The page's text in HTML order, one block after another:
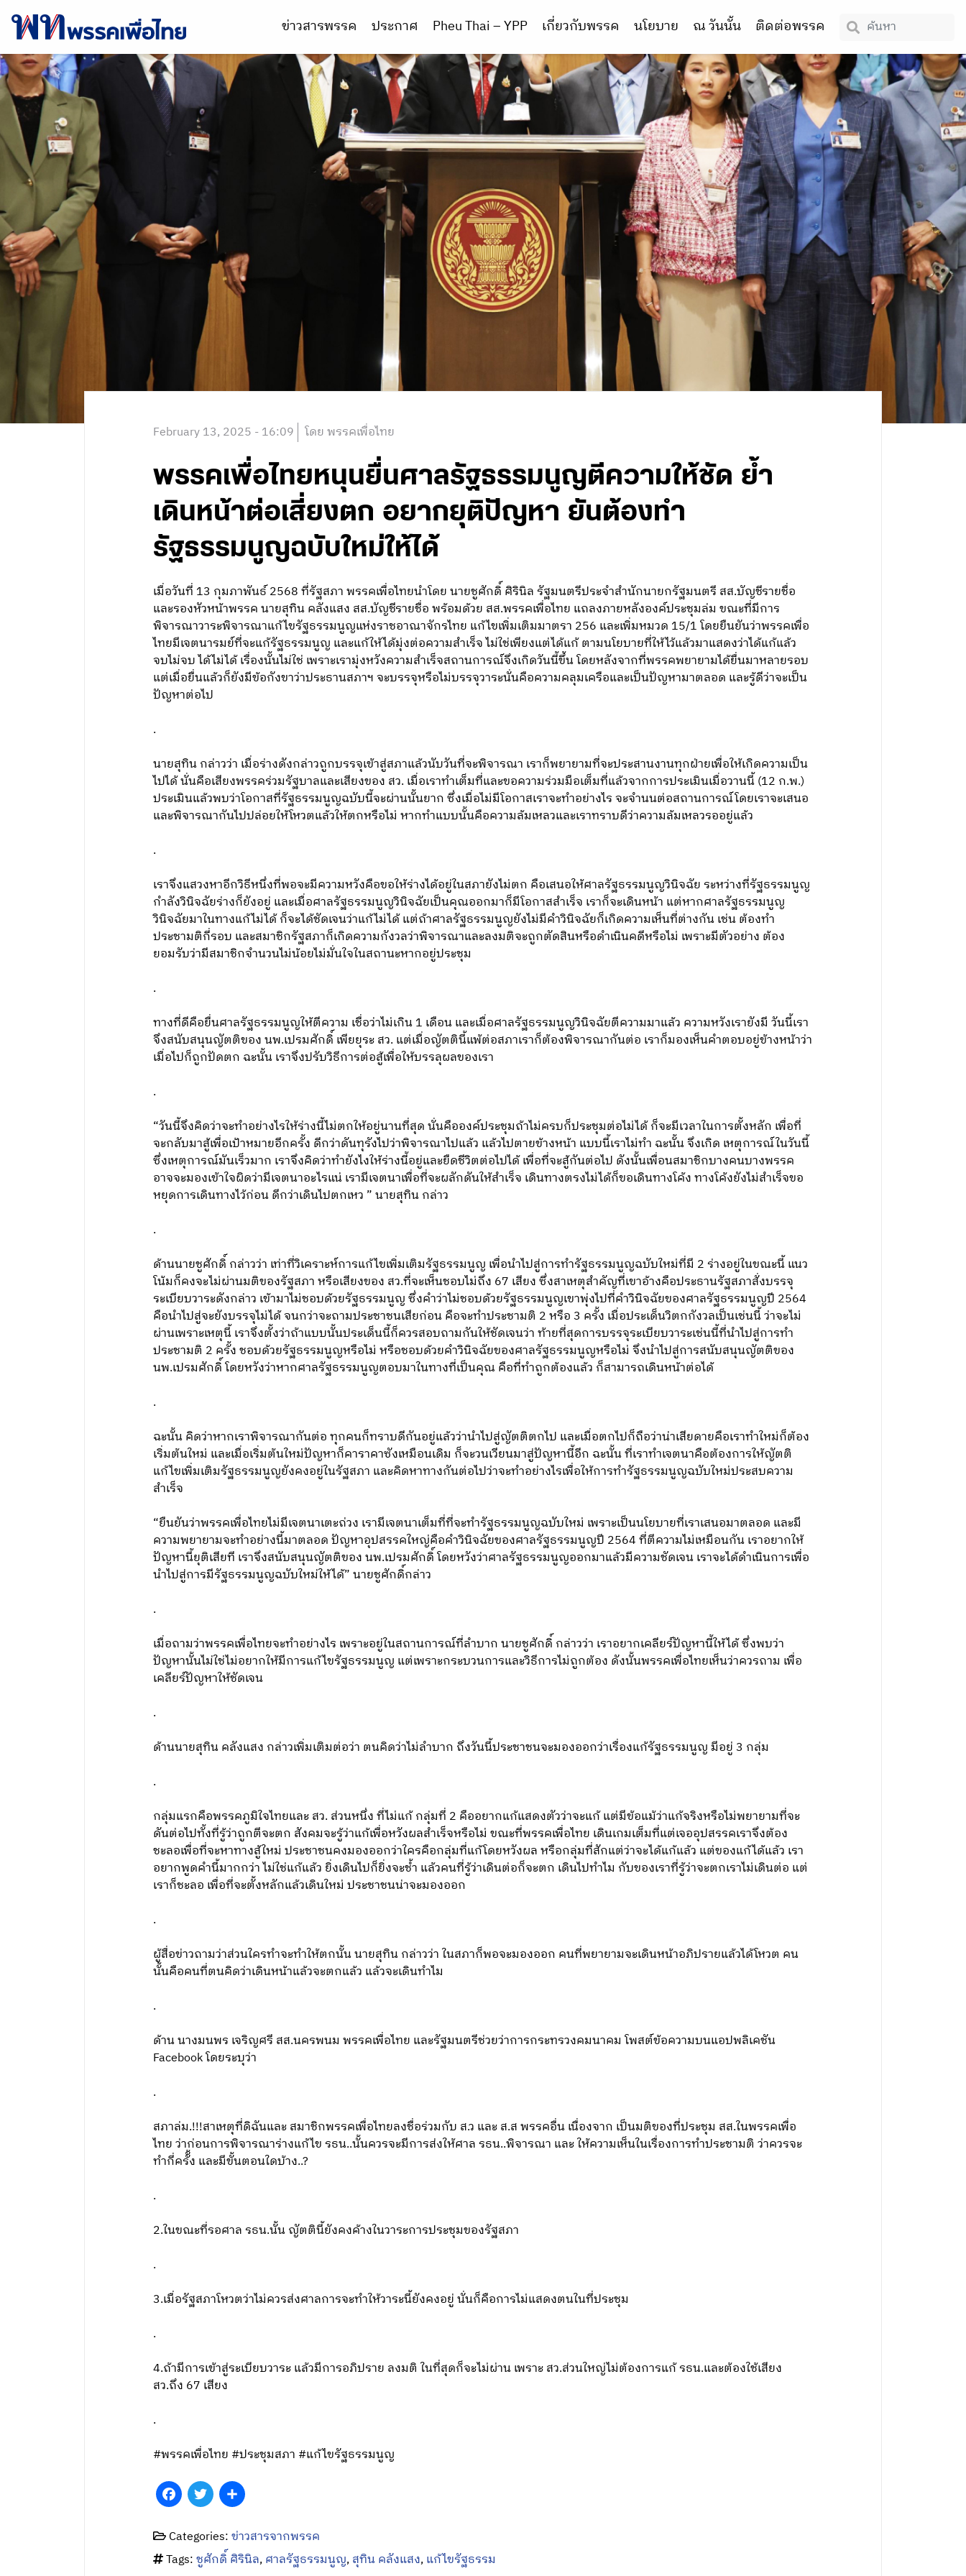
ข่าวสารพรรค ประกาศ Pheu Thai – YPP เกี่ยวกับพรรค นโยบาย ณ วันนั้น ติดต่อพรรค
February 13, 2025 - 16:09 โดย พรรคเพื่อไทย
พรรคเพื่อไทยหนุนยื่นศาลรัฐธรรมนูญตีความให้ชัด ย้ำ
เดินหน้าต่อเสี่ยงตก อยากยุติปัญหา ยันต้องทำ
รัฐธรรมนูญฉบับใหม่ให้ได้
เมื่อวันที่ 13 กุมภาพันธ์ 2568 ที่รัฐสภา พรรคเพื่อไทยนำโดย นายชูศักดิ์ ศิรินิล รัฐมนตรีประจำสำนักนายกรัฐมนตรี สส.บัญชีรายชื่อ
และรองหัวหน้าพรรค นายสุทิน คลังแสง สส.บัญชีรายชื่อ พร้อมด้วย สส.พรรคเพื่อไทย แถลงภายหลังองค์ประชุมล่ม ขณะที่มีการ
พิจารณาวาระพิจารณาแก้ไขรัฐธรรมนูญแห่งราชอาณาจักรไทย แก้ไขเพิ่มเติมมาตรา 256 และเพิ่มหมวด 15/1 โดยยืนยันว่าพรรคเพื่อ
ไทยมีเจตนารมย์ที่จะแก้รัฐธรรมนูญ และแก้ให้ได้มุ่งต่อความสำเร็จ ไม่ใช่เพียงแต่ได้แก้ ตามนโยบายที่ให้ไว้แล้วมาแสดงว่าได้แก้แล้ว
จบไม่จบ ได้ไม่ได้ เรื่องนั้นไม่ใช่ เพราะเรามุ่งหวังความสำเร็จสถานการณ์จึงเกิดวันนี้ขึ้น โดยหลังจากที่พรรคพยายามได้ยื่นมาหลายรอบ
แต่เมื่อยื่นแล้วก็ยังมีข้อกังขาว่าประธานสภาฯ จะบรรจุหรือไม่บรรจุวาระนั่นคือความคลุมเครือและเป็นปัญหามาตลอด และรู้ดีว่าจะเป็น
ปัญหาต่อไป
.
นายสุทิน กล่าวว่า เมื่อร่างดังกล่าวถูกบรรจุเข้าสู่สภาแล้วนับวันที่จะพิจารณา เราก็พยายามที่จะประสานงานทุกฝ่ายเพื่อให้เกิดความเป็น
ไปได้ นั่นคือเสียงพรรคร่วมรัฐบาลและเสียงของ สว. เมื่อเราทำเต็มที่และขอความร่วมมือเต็มที่แล้วจากการประเมินเมื่อวานนี้ (12 ก.พ.)
ประเมินแล้วพบว่าโอกาสที่รัฐธรรมนูญฉบับนี้จะผ่านนั้นยาก ซึ่งเมื่อไม่มีโอกาสเราจะทำอย่างไร จะจำนนต่อสถานการณ์โดยเราจะเสนอ
และพิจารณากันไปปล่อยให้โหวตแล้วให้ตกหรือไม่ หากทำแบบนั้นคือความล้มเหลวและเราทราบดีว่าความล้มเหลวรออยู่แล้ว
.
เราจึงแสวงหาอีกวิธีหนึ่งที่พอจะมีความหวังคือขอให้ร่างได้อยู่ในสภายังไม่ตก คือเสนอให้ศาลรัฐธรรมนูญวินิจฉัย ระหว่างที่รัฐธรรมนูญ
กำลังวินิจฉัยร่างก็ยังอยู่ และเมื่อศาลรัฐธรรมนูญวินิจฉัยเป็นคุณออกมาก็มีโอกาสสำเร็จ เราก็จะเดินหน้า แต่หากศาลรัฐธรรมนูญ
วินิจฉัยมาในทางแก้ไม่ได้ ก็จะได้ชัดเจนว่าแก้ไม่ได้ แต่ถ้าศาลรัฐธรรมนูญยังไม่มีคำวินิจฉัยก็เกิดความเห็นที่ต่างกัน เช่น ต้องทำ
ประชามติกี่รอบ และสมาชิกรัฐสภาก็เกิดความกังวลว่าพิจารณาและลงมติจะถูกตัดสินหรือดำเนินคดีหรือไม่ เพราะมีตัวอย่าง ต้อง
ยอมรับว่ามีสมาชิกจำนวนไม่น้อยไม่มั่นใจในสถานะหากอยู่ประชุม
.
ทางที่ดีคือยื่นศาลรัฐธรรมนูญให้ตีความ เชื่อว่าไม่เกิน 1 เดือน และเมื่อศาลรัฐธรรมนูญวินิจฉัยตีความมาแล้ว ความหวังเรายังมี วันนี้เรา
จึงสนับสนุนญัตติของ นพ.เปรมศักดิ์ เพียยุระ สว. แต่เมื่อญัตตินี้แพ้ต่อสภาเราก็ต้องพิจารณากันต่อ เราก็มองเห็นคำตอบอยู่ข้างหน้าว่า
เมื่อไปก็ถูกปัดตก ฉะนั้น เราจึงปรับวิธีการต่อสู้เพื่อให้บรรลุผลของเรา
.
“วันนี้จึงคิดว่าจะทำอย่างไรให้ร่างนี้ไม่ตกให้อยู่นานที่สุด นั่นคือองค์ประชุมถ้าไม่ครบก็ประชุมต่อไม่ได้ ก็จะมีเวลาในการตั้งหลัก เพื่อที่
จะกลับมาสู้เพื่อเป้าหมายอีกครั้ง ดีกว่าดันทุรังไปว่าพิจารณาไปแล้ว แล้วไปตายข้างหน้า แบบนี้เราไม่ทำ ฉะนั้น จึงเกิด เหตุการณ์ในวันนี้
ซึ่งเหตุการณ์มันเร็วมาก เราจึงคิดว่าทำยังไงให้ร่างนี้อยู่และยืดชีวิตต่อไปได้ เพื่อที่จะสู้กันต่อไป ดังนั้นเพื่อนสมาชิกบางคนบางพรรค
อาจจะมองเข้าใจผิดว่ามีเจตนาอะไรแน่ เรามีเจตนาเพื่อที่จะผลักดันให้สำเร็จ เดินทางตรงไม่ได้ก็ขอเดินทางโค้ง ทางโค้งยังไม่สำเร็จขอ
หยุดการเดินทางไว้ก่อน ดีกว่าเดินไปตกเหว ” นายสุทิน กล่าว
.
ด้านนายชูศักดิ์ กล่าวว่า เท่าที่วิเคราะห์การแก้ไขเพิ่มเติมรัฐธรรมนูญ เพื่อนำไปสู่การทำรัฐธรรมนูญฉบับใหม่ที่มี 2 ร่างอยู่ในขณะนี้ แนว
โน้มก็คงจะไม่ผ่านมติของรัฐสภา หรือเสียงของ สว.ที่จะเห็นชอบไม่ถึง 67 เสียง ซึ่งสาเหตุสำคัญที่เขาอ้างคือประธานรัฐสภาสั่งบรรจุ
ระเบียบวาระดังกล่าว เข้ามาไม่ชอบด้วยรัฐธรรมนูญ ซึ่งคำว่าไม่ชอบด้วยรัฐธรรมนูญเขาพุ่งไปที่คำวินิจฉัยของศาลรัฐธรรมนูญปี 2564
คือนำไปสู่จะยังบรรจุไม่ได้ จนกว่าจะถามประชาชนเสียก่อน คือจะทำประชามติ 2 หรือ 3 ครั้ง เมื่อประเด็นวิตกกังวลเป็นเช่นนี้ ว่าจะไม่
ผ่านเพราะเหตุนี้ เราจึงตั้งว่าถ้าแบบนั้นประเด็นนี้ก็ควรสอบถามกันให้ชัดเจนว่า ท้ายที่สุดการบรรจุระเบียบวาระเช่นนี้ที่นำไปสู่การทำ
ประชามติ 2 ครั้ง ชอบด้วยรัฐธรรมนูญหรือไม่ หรือชอบด้วยคำวินิจฉัยของศาลรัฐธรรมนูญหรือไม่ จึงนำไปสู่การสนับสนุนญัตติของ
นพ.เปรมศักดิ์ โดยหวังว่าหากศาลรัฐธรรมนูญตอบมาในทางที่เป็นคุณ คือที่ทำถูกต้องแล้ว ก็สามารถเดินหน้าต่อได้
.
ฉะนั้น คิดว่าหากเราพิจารณากันต่อ ทุกคนก็ทราบดีกันอยู่แล้วว่านำไปสู่ญัตติตกไป และเมื่อตกไปก็ถือว่าน่าเสียดายคือเราทำใหม่ก็ต้อง
เริ่มต้นใหม่ และเมื่อเริ่มต้นใหม่ปัญหาก็คาราคาซังเหมือนเดิม ก็จะวนเวียนมาสู่ปัญหานี้อีก ฉะนั้น ที่เราทำเจตนาคือต้องการให้ญัตติ
แก้ไขเพิ่มเติมรัฐธรรมนูญยังคงอยู่ในรัฐสภา และคิดหาทางกันต่อไปว่าจะทำอย่างไรเพื่อให้การทำรัฐธรรมนูญฉบับใหม่ประสบความ
สำเร็จ
“ยืนยันว่าพรรคเพื่อไทยไม่มีเจตนาเตะถ่วง เรามีเจตนาเต็มที่ที่จะทำรัฐธรรมนูญฉบับใหม่ เพราะเป็นนโยบายที่เราเสนอมาตลอด และมี
ความพยายามจะทำอย่างนี้มาตลอด ปัญหาอุปสรรคใหญ่คือคำวินิจฉัยของศาลรัฐธรรมนูญปี 2564 ที่ตีความไม่เหมือนกัน เราอยากให้
ปัญหานี้ยุติเสียที เราจึงสนับสนุนญัตติของ นพ.เปรมศักดิ์ โดยหวังว่าศาลรัฐธรรมนูญออกมาแล้วมีความชัดเจน เราจะได้ดำเนินการเพื่อ
นำไปสู่การมีรัฐธรรมนูญฉบับใหม่ให้ได้” นายชูศักดิ์กล่าว
.
เมื่อถามว่าพรรคเพื่อไทยจะทำอย่างไร เพราะอยู่ในสถานการณ์ที่ลำบาก นายชูศักดิ์ กล่าวว่า เราอยากเคลียร์ปัญหานี้ให้ได้ ซึ่งพบว่า
ปัญหานั้นไม่ใช่ไม่อยากให้มีการแก้ไขรัฐธรรมนูญ แต่เพราะกระบวนการและวิธีการไม่ถูกต้อง ดังนั้นพรรคเพื่อไทยเห็นว่าควรถาม เพื่อ
เคลียร์ปัญหาให้ชัดเจน
.
ด้านนายสุทิน คลังแสง กล่าวเพิ่มเติมต่อว่า ตนคิดว่าไม่ลำบาก ถึงวันนี้ประชาชนจะมองออกว่าเรื่องแก้รัฐธรรมนูญ มีอยู่ 3 กลุ่ม
.
กลุ่มแรกคือพรรคภูมิใจไทยและ สว. ส่วนหนึ่ง ที่ไม่แก้ กลุ่มที่ 2 คืออยากแก้แสดงตัวว่าจะแก้ แต่มีข้อแม้ว่าแก้จริงหรือไม่พยายามที่จะ
ดันต่อไปทั้งที่รู้ว่าถูกตีจะตก สังคมจะรู้ว่าแก้เพื่อหวังผลสำเร็จหรือไม่ ขณะที่พรรคเพื่อไทย เดินเกมเต็มที่แต่เจออุปสรรคเราจึงต้อง
ชะลอเพื่อที่จะหาทางสู้ใหม่ ประชาชนคงมองออกว่าใครคือกลุ่มที่แก้โดยหวังผล หรือกลุ่มที่สักแต่ว่าจะได้แก้แล้ว แต่ของแก้ได้แล้ว เรา
อยากพูดคำนี้มากกว่า ไม่ใช่แก้แล้ว ยิ่งเดินไปก็ยิ่งจะช้ำ แล้วคนที่รู้ว่าเดินต่อก็จะตก เดินไปทำไม กับของเราที่รู้ว่าจะตกเราไม่เดินต่อ แต่
เราก็ชะลอ เพื่อที่จะตั้งหลักแล้วเดินใหม่ ประชาชนน่าจะมองออก
.
ผู้สื่อข่าวถามว่าส่วนใครทำจะทำให้ตกนั้น นายสุทิน กล่าวว่า ในสภาก็พอจะมองออก คนที่พยายามจะเดินหน้าอภิปรายแล้วได้โหวต คน
นั้นคือคนที่ตนคิดว่าเดินหน้าแล้วจะตกแล้ว แล้วจะเดินทำไม
.
ด้าน นางมนพร เจริญศรี สส.นครพนม พรรคเพื่อไทย และรัฐมนตรีช่วยว่าการกระทรวงคมนาคม โพสต์ข้อความบนแอปพลิเคชัน
Facebook โดยระบุว่า
.
สภาล่ม.!!!สาเหตุที่ดิฉันและ สมาชิกพรรคเพื่อไทยลงชื่อร่วมกับ ส.ว และ ส.ส พรรคอื่น เนื่องจาก เป็นมติของที่ประชุม สส.ในพรรคเพื่อ
ไทย ว่าก่อนการพิจารณาร่างแก้ไข รธน..นั้นควรจะมีการส่งให้ศาล รธน..พิจารณา และ ให้ความเห็นในเรื่องการทำประชามติ ว่าควรจะ
ทำกี่ครัั้ง และมีขั้นตอนใดบ้าง..?
.
2.ในขณะที่รอศาล รธน.นั้น ญัตตินี้ยังคงค้างในวาระการประชุมของรัฐสภา
.
3.เมื่อรัฐสภาโหวตว่าไม่ควรส่งศาลการจะทำให้วาระนี้ยังคงอยู่ นั่นก็คือการไม่แสดงตนในที่ประชุม
.
4.ถ้ามีการเข้าสู่ระเบียบวาระ แล้วมีการอภิปราย ลงมติ ในที่สุดก็จะไม่ผ่าน เพราะ สว.ส่วนใหญ่ไม่ต้องการแก้ รธน.และต้องใช้เสียง
สว.ถึง 67 เสียง
.
#พรรคเพื่อไทย #ประชุมสภา #แก้ไขรัฐธรรมนูญ
Facebook
TwitterShare
Categories:ข่าวสารจากพรรค
Tags:ชูศักดิ์ ศิรินิล,ศาลรัฐธรรมนูญ,สุทิน คลังแสง,แก้ไขรัฐธรรม